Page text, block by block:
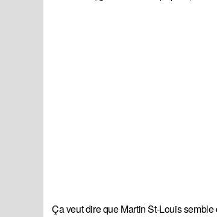
Ça veut dire que Martin St-Louis